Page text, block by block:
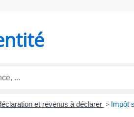
et revenus à déclarer > Impôt